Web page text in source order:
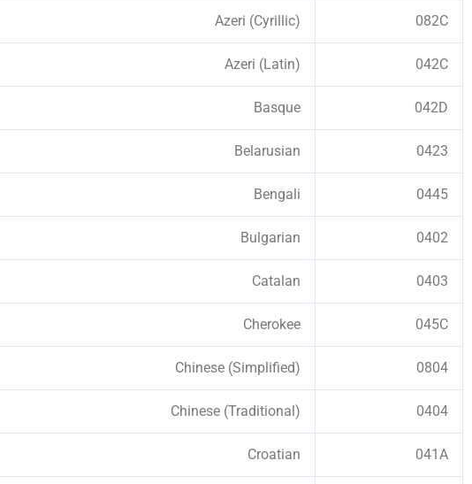
082C
Azeri (Cyrillic)
042C
Azeri (Latin)
042D
Basque
0423
Belarusian
0445
Bengali
0402
Bulgarian
0403
Catalan
045C
Cherokee
0804
Chinese (Simplified)
0404
Chinese (Traditional)
041A
Croatian